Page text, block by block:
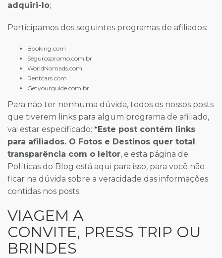
adquiri-lo;
Participamos dos seguintes programas de afiliados:
Booking.com
Segurospromo.com.br
WorldNomads.com
Rentcars.com
Getyourguide.com.br
Para não ter nenhuma dúvida, todos os nossos posts
que tiverem links para algum programa de afiliado,
vai estar especificado: *Este post contém links
para afiliados. O Fotos e Destinos quer total
transparência com o leitor, e esta página de
Políticas do Blog está aqui para isso, para você não
ficar na dúvida sobre a veracidade das informações
contidas nos posts.
VIAGEM A
CONVITE, PRESS TRIP OU
BRINDES